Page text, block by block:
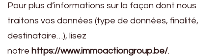
Pour plus d’informations sur la façon dont nous
traitons vos données (type de données, finalité,
destinataire…), lisez
notre https://www.immoactiongroup.be/.